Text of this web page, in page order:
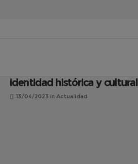
identidad histórica y cultural
13/04/2023 in Actualidad